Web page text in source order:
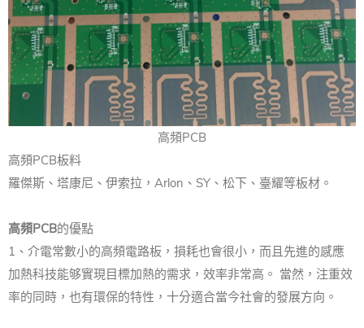
高頻PCB
高頻PCB板料
羅傑斯、塔康尼、伊索拉，Arlon、SY、松下、臺耀等板材。
高頻PCB的優點
1、介電常數小的高頻電路板，損耗也會很小，而且先進的感應
加熱科技能够實現目標加熱的需求，效率非常高。 當然，注重效
率的同時，也有環保的特性，十分適合當今社會的發展方向。